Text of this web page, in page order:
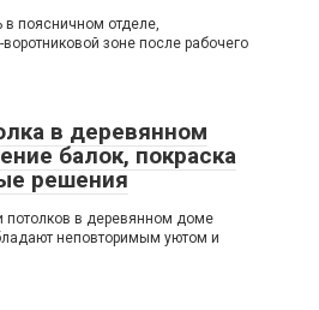
в поясничном отделе,
зоне после рабочего
в деревянном
балок, покраска
решения
потолков в деревянном доме
неповторимым уютом и